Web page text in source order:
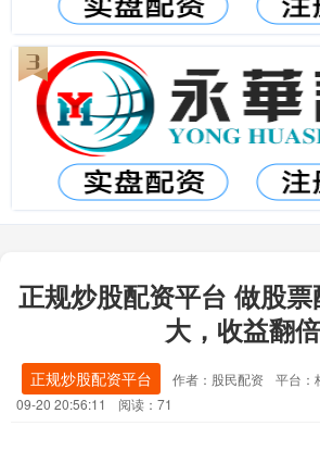
正规炒股配资平台 做股
大，收益翻倍
正规炒股配资平台 作者：股民配资 平台：
09-20 20:56:11
阅读：71